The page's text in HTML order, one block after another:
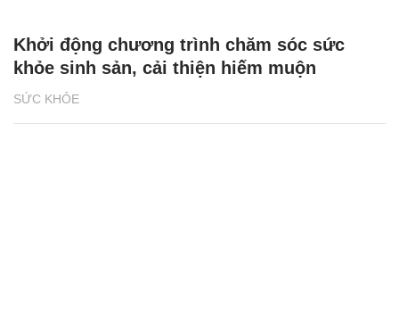
SỨC KHỎE
Khởi động chương trình chăm sóc sức
khỏe sinh sản, cải thiện hiếm muộn